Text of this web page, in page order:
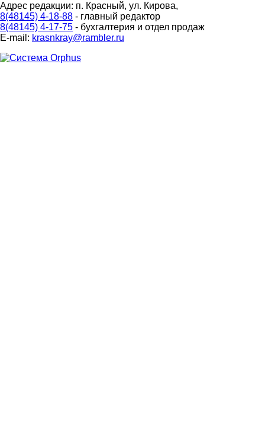
Адрес редакции: п. Красный, ул. Кирова,
8(48145) 4-18-88 - главный редактор
8(48145) 4-17-75 - бухгалтерия и отдел продаж
E-mail: krasnkray@rambler.ru